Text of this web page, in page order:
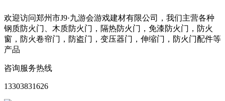
欢迎访问郑州市J9·九游会游戏建材有限公司，我们主营各种
钢质防火门、木质防火门，隔热防火门，免漆防火门，防火
窗，防火卷帘门，防盗门，变压器门，伸缩门，防火门配件等
产品
咨询服务热线
13303831626